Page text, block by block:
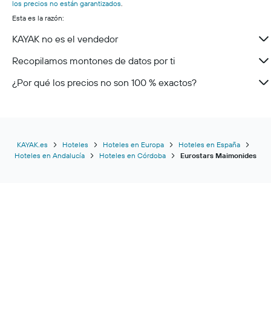
los precios no están garantizados.
Esta es la razón:
KAYAK no es el vendedor
Recopilamos montones de datos por ti
¿Por qué los precios no son 100 % exactos?
KAYAK.es Hoteles Hoteles en Europa
Hoteles en España
Hoteles en Andalucía
Hoteles en Córdoba Eurostars Maimonides